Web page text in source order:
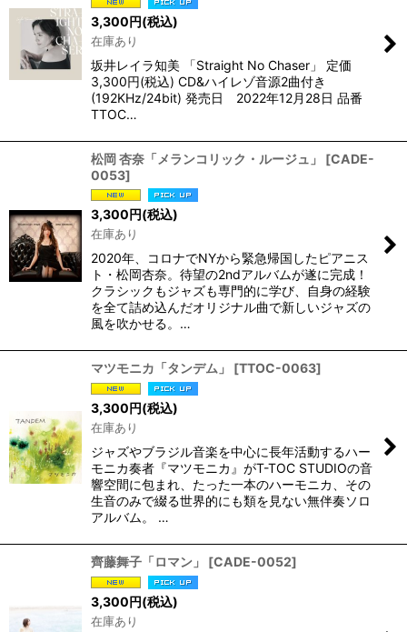
3,300円(税込)
在庫あり
坂井レイラ知美 「Straight No Chaser」 定価
3,300円(税込) CD&ハイレゾ音源2曲付き
(192KHz/24bit) 発売日 2022年12月28日 品番
TTOC…
松岡 杏奈「メランコリック・ルージュ」 [CADE-
0053]
3,300円(税込)
在庫あり
2020年、コロナでNYから緊急帰国したピアニス
ト・松岡杏奈。待望の2ndアルバムが遂に完成！
クラシックもジャズも専門的に学び、自身の経験
を全て詰め込んだオリジナル曲で新しいジャズの
風を吹かせる。…
マツモニカ「タンデム」 [TTOC-0063]
3,300円(税込)
在庫あり
ジャズやブラジル音楽を中心に長年活動するハー
モニカ奏者『マツモニカ』がT-TOC STUDIOの音
響空間に包まれ、たった一本のハーモニカ、その
生音のみで綴る世界的にも類を見ない無伴奏ソロ
アルバム。 …
齊藤舞子「ロマン」 [CADE-0052]
3,300円(税込)
在庫あり